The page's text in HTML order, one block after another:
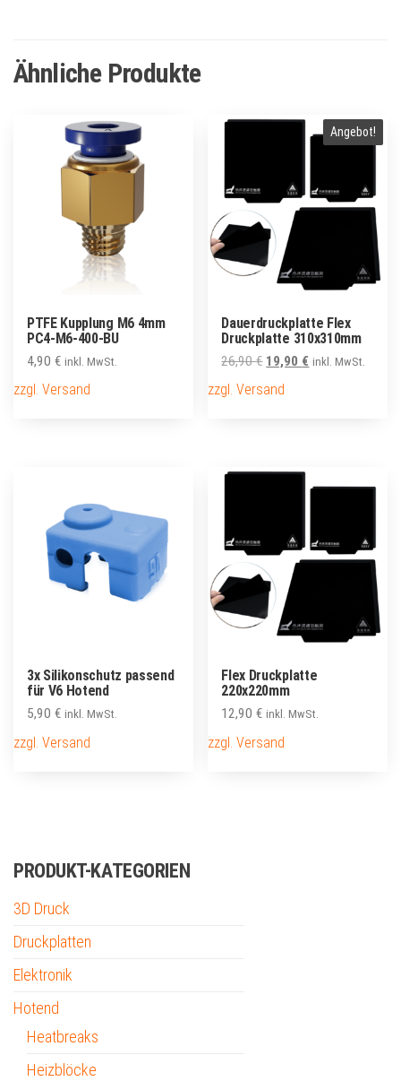
Ähnliche Produkte
PTFE Kupplung M6 4mm
PC4-M6-400-BU
4,90 € inkl. MwSt.
zzgl. Versand
Angebot!
Dauerdruckplatte Flex
Druckplatte 310x310mm
26,90€ Ursprünglicher
Preis
19,90 € Aktueller
inkl. MwSt.
zzgl. Versand
3x Silikonschutz passend
für V6 Hotend
5,90 € inkl. MwSt.
zzgl. Versand
Flex Druckplatte
220x220mm
12,90€ inkl. MwSt.
zzgl. Versand
PRODUKT-KATEGORIEN
3D Druck
Druckplatten
Elektronik
Hotend
Heatbreaks
Heizblöcke